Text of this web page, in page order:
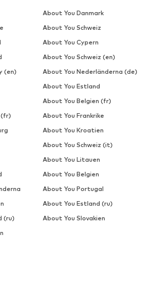
About You Danmark
About You Schweiz
About You Cypern
About You Schweiz (en)
(en)
About You Nederländerna (de)
About You Estland
About You Belgien (fr)
(fr)
About You Frankrike
About You Kroatien
About You Schweiz (it)
About You Litauen
About You Belgien
About You Portugal
About You Estland (ru)
(ru)
About You Slovakien